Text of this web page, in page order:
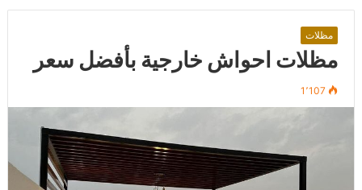
مظلات
مظلات احواش خارجية بأفضل سعر
1٬107